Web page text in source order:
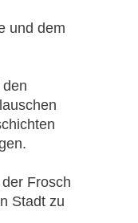
und dem
Frosch
Stadt zu